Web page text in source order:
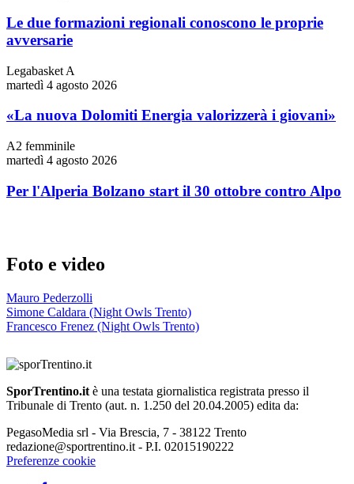
Le due formazioni regionali conoscono le proprie
avversarie
Legabasket A
martedì 4 agosto 2026
«La nuova Dolomiti Energia valorizzerà i giovani»
A2 femminile
martedì 4 agosto 2026
Per l'Alperia Bolzano start il 30 ottobre contro Alpo
Foto e video
Mauro Pederzolli
Simone Caldara (Night Owls Trento)
Francesco Frenez (Night Owls Trento)
SporTrentino.it è una testata giornalistica registrata presso il
Tribunale di Trento (aut. n. 1.250 del 20.04.2005) edita da:
PegasoMedia srl - Via Brescia, 7 - 38122 Trento
redazione@sportrentino.it - P.I. 02015190222
Preferenze cookie